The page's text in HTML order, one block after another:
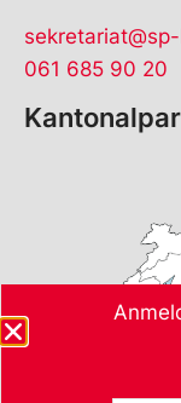
061 685 90 20